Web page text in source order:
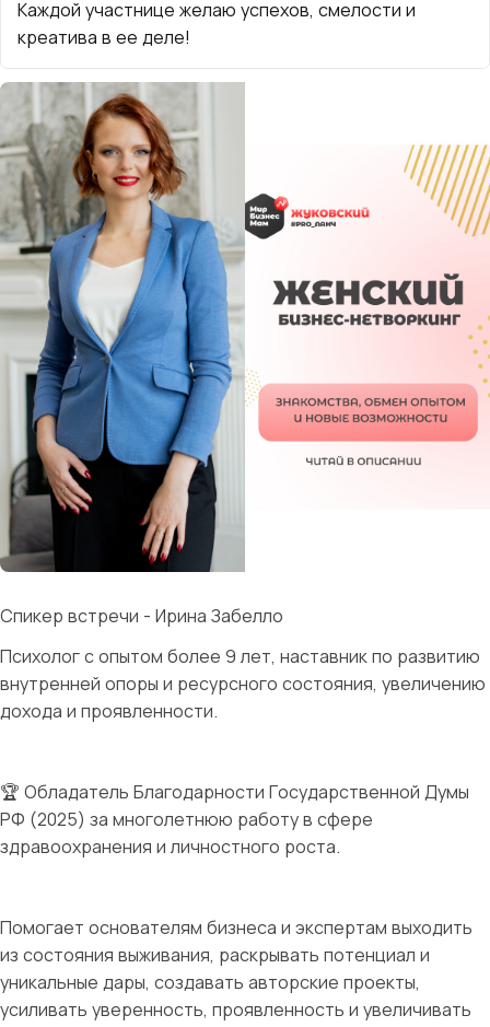
Каждой участнице желаю успехов, смелости и
креатива в ее деле!
Спикер встречи - Ирина Забелло
Психолог с опытом более 9 лет, наставник по развитию
внутренней опоры и ресурсного состояния, увеличению
дохода и проявленности.
🏆 Обладатель Благодарности Государственной Думы
РФ (2025) за многолетнюю работу в сфере
здравоохранения и личностного роста.
Помогает основателям бизнеса и экспертам выходить
из состояния выживания, раскрывать потенциал и
уникальные дары, создавать авторские проекты,
усиливать уверенность, проявленность и увеличивать